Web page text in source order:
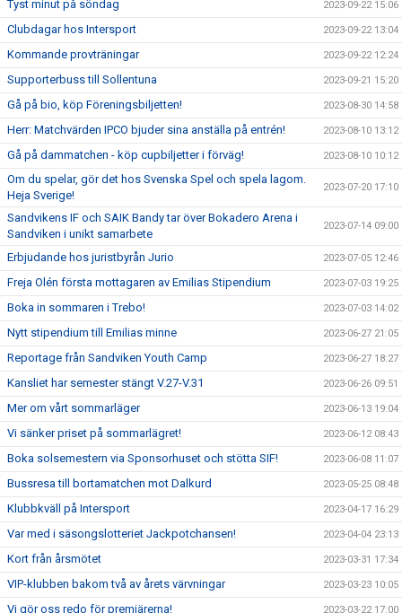
Tyst minut på söndag 2023-09-22 15:06
Clubdagar hos Intersport 2023-09-22 13:04
Kommande provträningar 2023-09-22 12:24
Supporterbuss till Sollentuna 2023-09-21 15:20
Gå på bio, köp Föreningsbiljetten! 2023-08-30 14:58
Herr: Matchvärden IPCO bjuder sina anställa på entrén! 2023-08-10 13:12
Gå på dammatchen - köp cupbiljetter i förväg! 2023-08-10 10:12
Om du spelar, gör det hos Svenska Spel och spela lagom.
Heja Sverige!
2023-07-20 17:10
Sandvikens IF och SAIK Bandy tar över Bokadero Arena i
Sandviken i unikt samarbete
2023-07-14 09:00
Erbjudande hos juristbyrån Jurio 2023-07-05 12:46
Freja Olén första mottagaren av Emilias Stipendium 2023-07-03 19:25
Boka in sommaren i Trebo! 2023-07-03 14:02
Nytt stipendium till Emilias minne 2023-06-27 21:05
Reportage från Sandviken Youth Camp 2023-06-27 18:27
Kansliet har semester stängt V.27-V.31 2023-06-26 09:51
Mer om vårt sommarläger 2023-06-13 19:04
Vi sänker priset på sommarlägret! 2023-06-12 08:43
Boka solsemestern via Sponsorhuset och stötta SIF! 2023-06-08 11:07
Bussresa till bortamatchen mot Dalkurd 2023-05-25 08:48
Klubbkväll på Intersport 2023-04-17 16:29
Var med i säsongslotteriet Jackpotchansen! 2023-04-04 23:13
Kort från årsmötet 2023-03-31 17:34
VIP-klubben bakom två av årets värvningar 2023-03-23 10:05
Vi gör oss redo för premiärerna! 2023-03-22 17:00